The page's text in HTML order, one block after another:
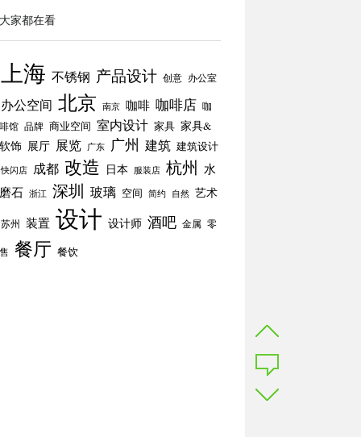
家都在看
上海 不锈钢 产品设计 创意 办公室
办公空间 北京 南京 咖啡 咖啡店 咖
馆 品牌 商业空间 室内设计 家具 家具&
饰 展厅 展览 广东 广州 建筑 建筑设计
快闪店 成都 改造 日本 服装店 杭州 水
石 浙江 深圳 玻璃 空间 简约 自然 艺术
苏州 装置 设计 设计师 酒吧 金属 零
餐厅 餐饮